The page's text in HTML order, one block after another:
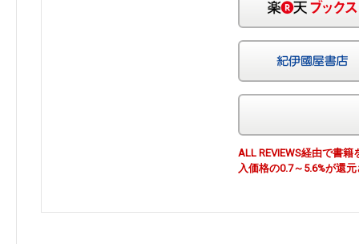
ALL REVIEWS経由で書
入価格の0.7～5.6%が還